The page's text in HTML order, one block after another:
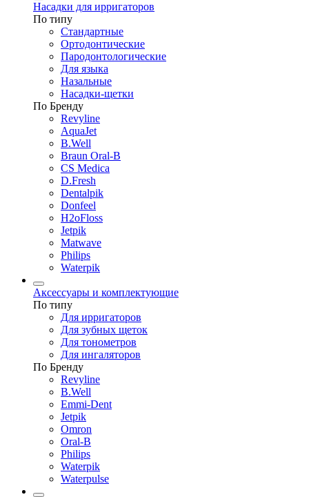
Насадки для ирригаторов
По типу
Стандартные
Ортодонтические
Пародонтологические
Для языка
Назальные
Насадки-щетки
По Бренду
Revyline
AquaJet
B.Well
Braun Oral-B
CS Medica
D.Fresh
Dentalpik
Donfeel
H2oFloss
Jetpik
Matwave
Philips
Waterpik
Аксессуары и комплектующие
По типу
Для ирригаторов
Для зубных щеток
Для тонометров
Для ингаляторов
По Бренду
Revyline
B.Well
Emmi-Dent
Jetpik
Omron
Oral-B
Philips
Waterpik
Waterpulse